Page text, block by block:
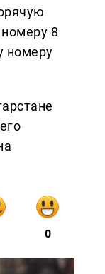
8
номеру
0